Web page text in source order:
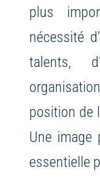
plus
nécessité
talents,
position de
Une image
essentielle